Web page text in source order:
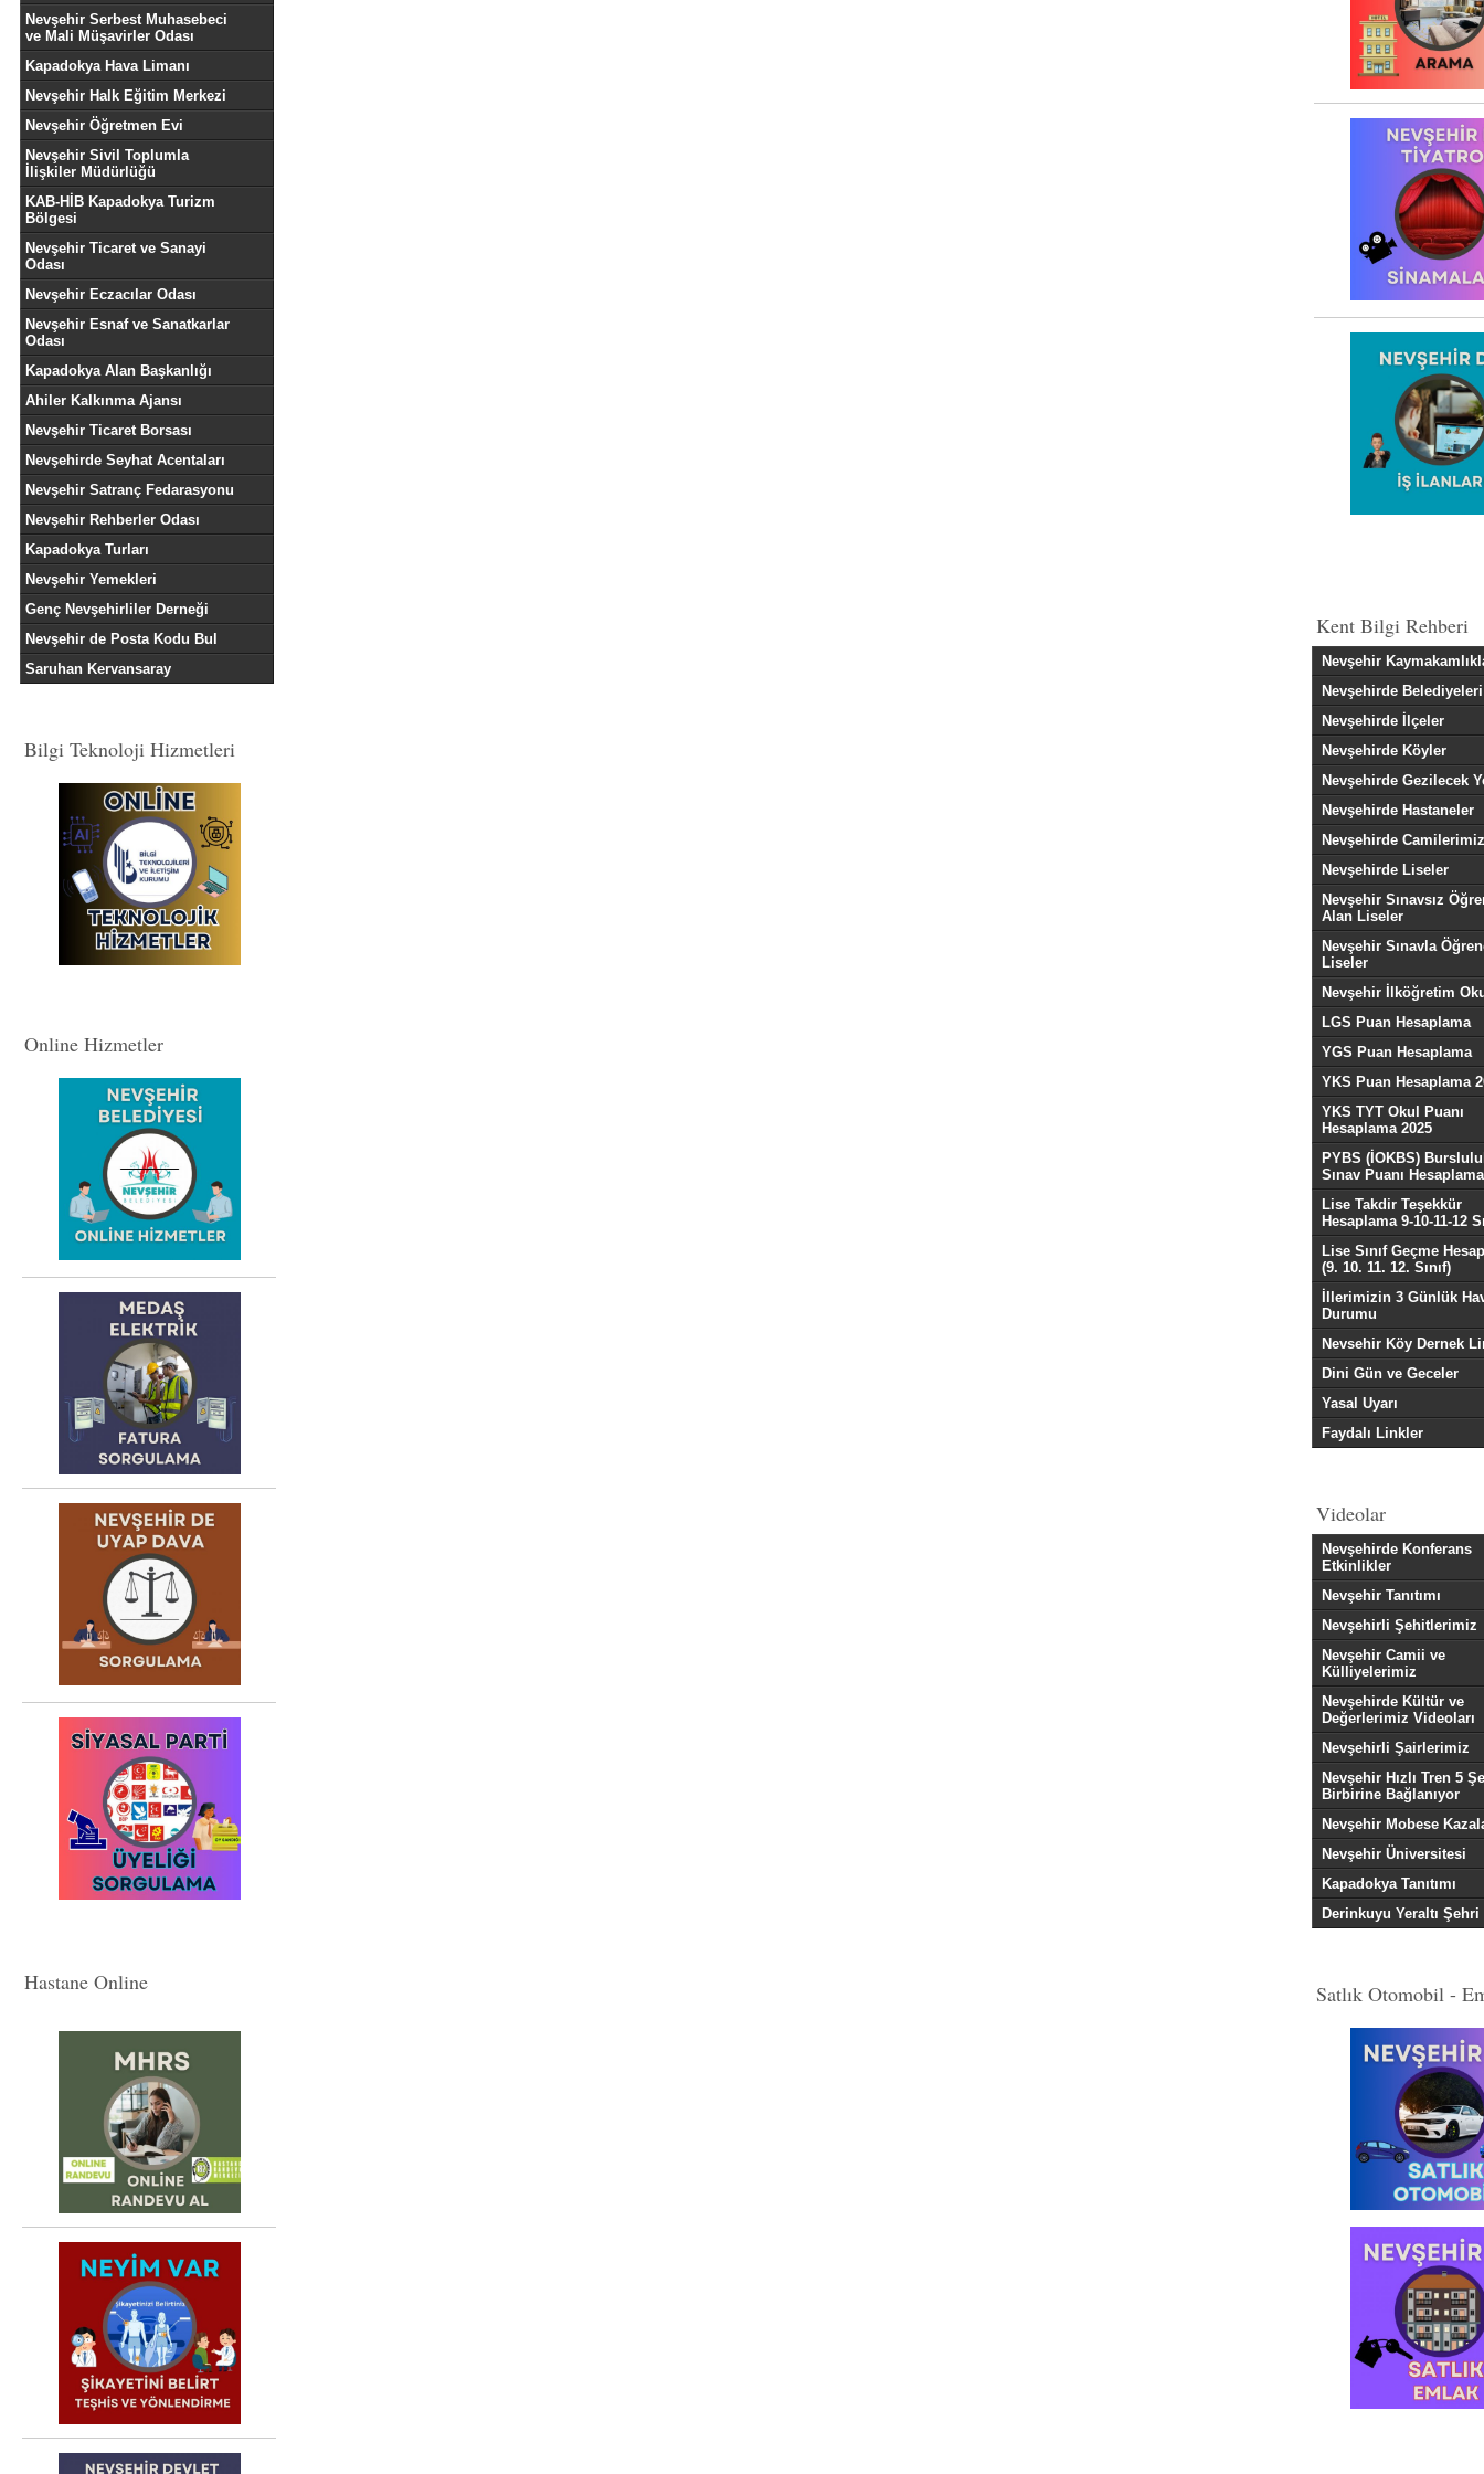
Nevşehir Serbest Muhasebeci
ve Mali Müşavirler Odası
Kapadokya Hava Limanı
Nevşehir Halk Eğitim Merkezi
Nevşehir Öğretmen Evi
Nevşehir Sivil Toplumla
İlişkiler Müdürlüğü
KAB-HİB Kapadokya Turizm
Bölgesi
Nevşehir Ticaret ve Sanayi
Odası
Nevşehir Eczacılar Odası
Nevşehir Esnaf ve Sanatkarlar
Odası
Kapadokya Alan Başkanlığı
Ahiler Kalkınma Ajansı
Nevşehir Ticaret Borsası
Nevşehirde Seyhat Acentaları
Nevşehir Satranç Fedarasyonu
Nevşehir Rehberler Odası
Kapadokya Turları
Nevşehir Yemekleri
Genç Nevşehirliler Derneği
Nevşehir de Posta Kodu Bul
Saruhan Kervansaray
Bilgi Teknoloji Hizmetleri
Online Hizmetler
Hastane Online
Kent Bilgi Rehberi
Nevşehir
Nevşehirde Belediyeleri
Nevşehirde İlçeler
Nevşehirde Köyler
Nevşehirde Gezilecek
Nevşehirde Hastaneler
Nevşehirde Camilerimiz
Nevşehirde Liseler
Nevşehir Sınavsız
Alan Liseler
Nevşehir Sınavla
Liseler
Nevşehir İlköğretim
LGS Puan Hesaplama
YGS Puan Hesaplama
YKS Puan Hesaplama
YKS TYT Okul Puanı
Hesaplama 2025
PYBS (İOKBS)
Sınav Puanı Hesaplama
Lise Takdir Teşekkür
Hesaplama 9-10-11-12
Lise Sınıf Geçme
(9. 10. 11. 12. Sınıf)
İllerimizin 3 Günlük
Durumu
Nevsehir Köy Dernek
Dini Gün ve Geceler
Yasal Uyarı
Faydalı Linkler
Videolar
Nevşehirde Konferans
Etkinlikler
Nevşehir Tanıtımı
Nevşehirli Şehitlerimiz
Nevşehir Camii ve
Külliyelerimiz
Nevşehirde Kültür ve
Değerlerimiz Videoları
Nevşehirli Şairlerimiz
Nevşehir Hızlı Tren 5
Birbirine Bağlanıyor
Nevşehir Mobese
Nevşehir Üniversitesi
Kapadokya Tanıtımı
Derinkuyu Yeraltı Şehri
Satlık Otomobil -